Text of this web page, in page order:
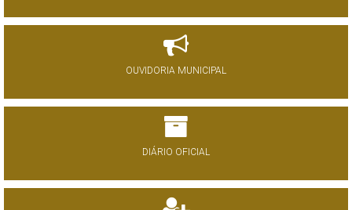
OUVIDORIA MUNICIPAL
DIÁRIO OFICIAL